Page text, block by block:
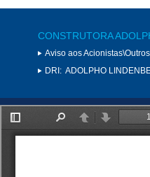
CONSTRUTORA
Aviso aos
DRI: ADOLPHO